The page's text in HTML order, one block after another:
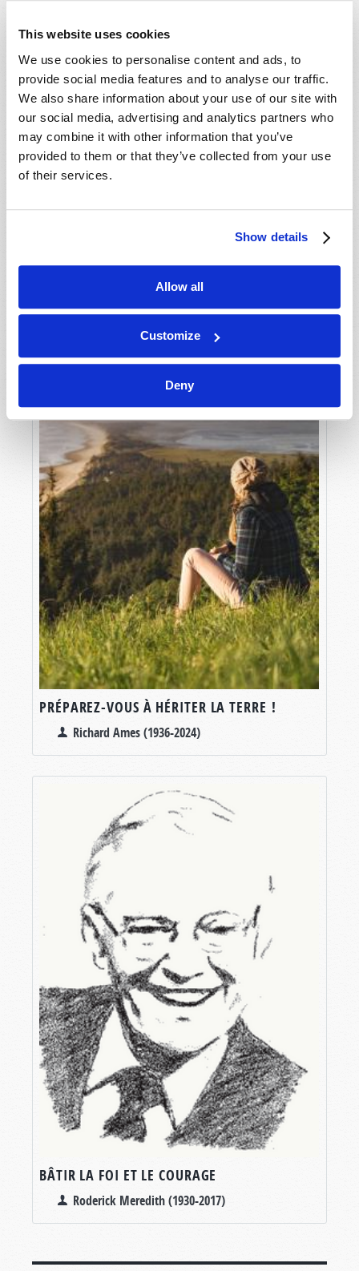
This website uses cookies
We use cookies to personalise content and ads, to
provide social media features and to analyse our traffic.
We also share information about your use of our site with
our social media, advertising and analytics partners who
may combine it with other information that you’ve
provided to them or that they’ve collected from your use
of their services.
Show details
Allow all
Customize
Deny
Roderick Meredith (1930-2017)
PRÉPAREZ-VOUS À HÉRITER LA TERRE !
Richard Ames (1936-2024)
BÂTIR LA FOI ET LE COURAGE
Roderick Meredith (1930-2017)